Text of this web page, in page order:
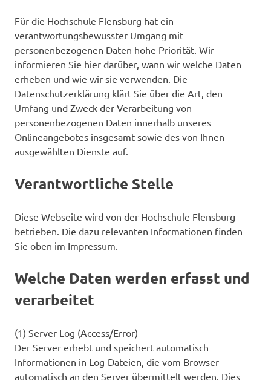
Für die Hochschule Flensburg hat ein
verantwortungsbewusster Umgang mit
personenbezogenen Daten hohe Priorität. Wir
informieren Sie hier darüber, wann wir welche Daten
erheben und wie wir sie verwenden. Die
Datenschutzerklärung klärt Sie über die Art, den
Umfang und Zweck der Verarbeitung von
personenbezogenen Daten innerhalb unseres
Onlineangebotes insgesamt sowie des von Ihnen
ausgewählten Dienste auf.
Verantwortliche Stelle
Diese Webseite wird von der Hochschule Flensburg
betrieben. Die dazu relevanten Informationen finden
Sie oben im Impressum.
Welche Daten werden erfasst und
verarbeitet
(1) Server-Log (Access/Error)
Der Server erhebt und speichert automatisch
Informationen in Log-Dateien, die vom Browser
automatisch an den Server übermittelt werden. Dies